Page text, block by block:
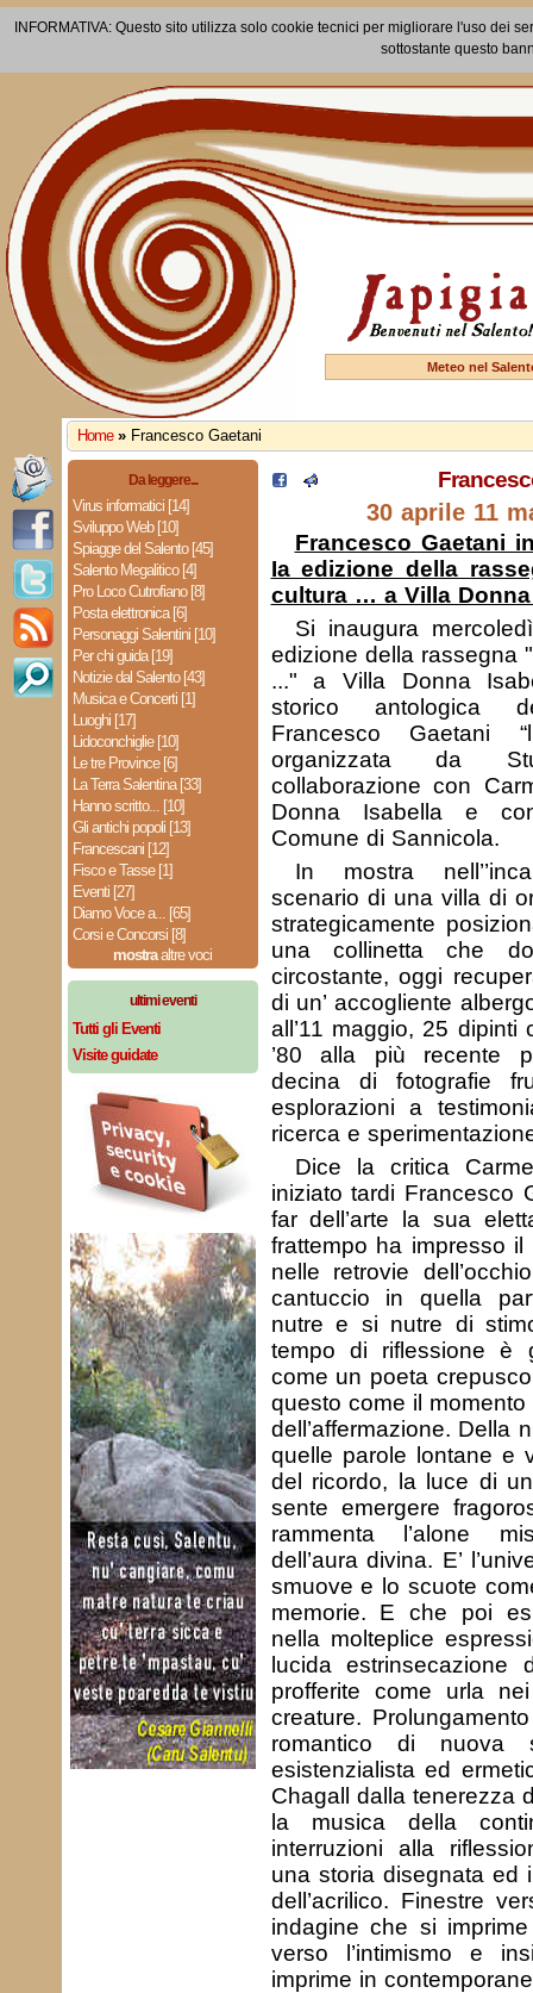
INFORMATIVA: Questo sito utilizza solo cookie tecnici per migliorare l'uso dei
sottostante questo
Meteo nel
Home » Francesco Gaetani
Da leggere...
Virus informatici [14]
Sviluppo Web [10]
Spiagge del Salento [45]
Salento Megalitico [4]
Pro Loco Cutrofiano [8]
Posta elettronica [6]
Personaggi Salentini [10]
Per chi guida [19]
Notizie dal Salento [43]
Musica e Concerti [1]
Luoghi [17]
Lidoconchiglie [10]
Le tre Province [6]
La Terra Salentina [33]
Hanno scritto... [10]
Gli antichi popoli [13]
Francescani [12]
Fisco e Tasse [1]
Eventi [27]
Diamo Voce a... [65]
Corsi e Concorsi [8]
mostraaltre voci
ultimi eventi
Tutti gli Eventi
Visite guidate
30 aprile 11
Francesco Gaetani
Ia edizione della
cultura … a Villa
Si inaugura
edizione della rassegna
..." a Villa Donna
storico antologica
Francesco Gaetani
organizzata da
collaborazione con
Donna Isabella e
Comune di Sannicola.
In mostra
scenario di una villa di
strategicamente
una collinetta che
circostante, oggi
di un’ accogliente
all’11 maggio, 25
’80 alla più recente
decina di fotografie
esplorazioni a
ricerca e
Dice la critica
iniziato tardi Francesco
far dell’arte la sua
frattempo ha impresso
nelle retrovie
cantuccio in quella
nutre e si nutre di
tempo di riflessione è
come un poeta
questo come il
dell’affermazione. Della
quelle parole lontane e
del ricordo, la luce di
sente emergere
rammenta l’alone
dell’aura divina. E’
smuove e lo scuote
memorie. E che poi
nella molteplice
lucida
profferite come urla
creature.
romantico di nuova
esistenzialista ed
Chagall dalla tenerezza
la musica della
interruzioni alla
una storia disegnata ed
dell’acrilico. Finestre
indagine che si
verso l’intimismo e
imprime in